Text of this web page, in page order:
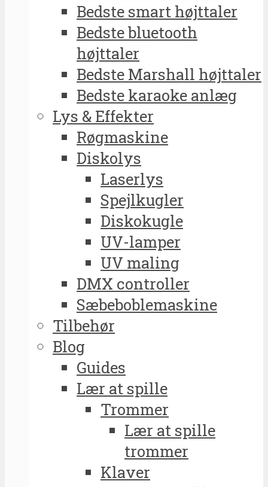
Bedste smart højttaler
Bedste bluetooth
højttaler
Bedste Marshall højttaler
Bedste karaoke anlæg
Lys & Effekter
Røgmaskine
Diskolys
Laserlys
Spejlkugler
Diskokugle
UV-lamper
UV maling
DMX controller
Sæbeboblemaskine
Tilbehør
Blog
Guides
Lær at spille
Trommer
Lær at spille
trommer
Klaver